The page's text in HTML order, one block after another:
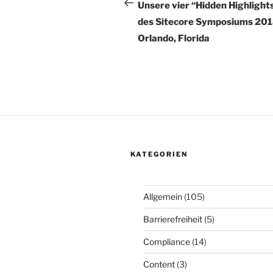
Beitrag
Unsere vier “Hidden
des Sitecore Symposiums
Orlando, Florida
KATEGORIEN
Allgemein (105)
Barrierefreiheit (5)
Compliance (14)
Content (3)